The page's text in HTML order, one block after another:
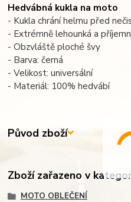
Hedvábná kukla na moto
- Kukla chrání helmu před
- Extrémně lehounká a
- Obzvláště ploché švy
- Barva: černá
- Velikost: universální
- Materiál: 100% hedvábí
Původ zboží
Zboží zařazeno v
MOTO OBLEČENÍ